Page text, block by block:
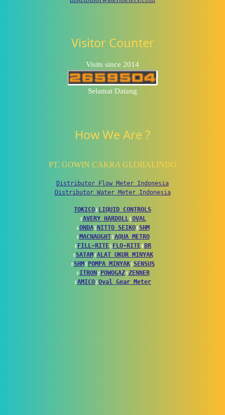
Visitor Counter
Visits since 2014
Selamat Datang
How We Are ?
PT. GOWIN CAKRA GLOBALINDO
Distributor Flow Meter Indonesia
Distributor Water Meter Indonesia
TOKICO↕LIQUID CONTROLS
↕AVERY HARDOLL ↕OVAL
↕ONDA↕NITTO SEIKO↕SHM
↕MACNAUGHT↕AQUA METRO
↕FILL-RITE↕FLO-RITE↕BR
↕SATAM↕ALAT UKUR MINYAK
↕SHM↕POMPA MINYAK↕SENSUS
↕ITRON↕POWOGAZ↕ZENNER
↕AMICO↕Oval Gear Meter